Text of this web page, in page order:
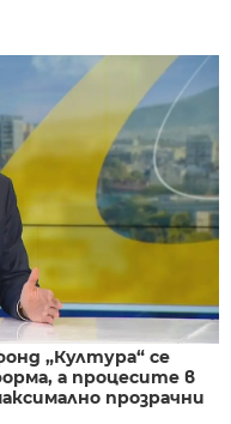
„Култура“ се
а процесите в
прозрачни